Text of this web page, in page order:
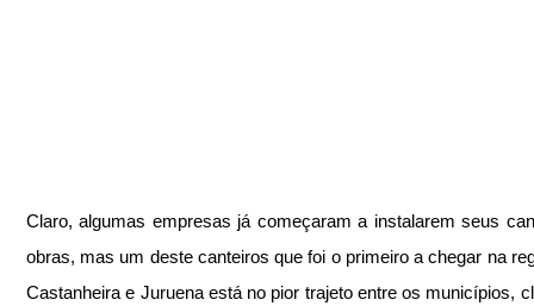
Claro, algumas empresas já começaram a instalarem seus
obras, mas um deste canteiros que foi o primeiro a chegar na
Castanheira e Juruena está no pior trajeto entre os municípios,